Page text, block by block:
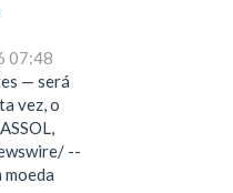
07:48
— será
vez, o
--
moeda